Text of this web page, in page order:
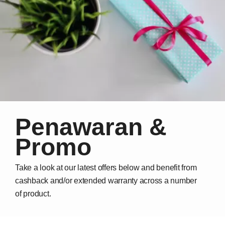
Penawaran &
Promo
Take a look at our latest offers below and benefit from
cashback and/or extended warranty across a number
of product.